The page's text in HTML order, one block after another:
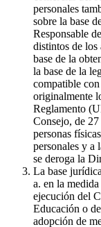
personales
sobre la base
Responsable
distintos de los
base de la
la base de la
compatible
originalmente
Reglamento
Consejo, de
personas
personales y a
se deroga la
La base
a. en la
ejecución del
Educación o
adopción de